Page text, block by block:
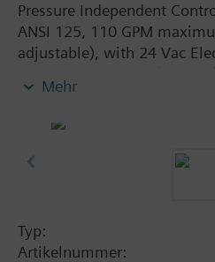
Pressure Independent
ANSI 125, 110 GPM
adjustable), with 24 Vac
Return Actuator, 3P
Fail Closed
Mehr
Typ:
Artikelnummer: